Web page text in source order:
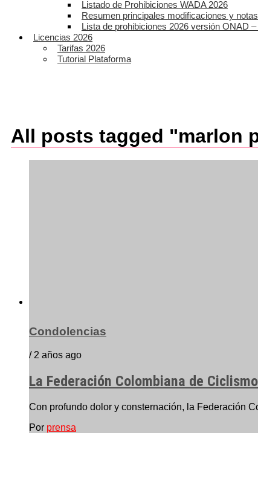
Listado de Prohibiciones WADA 2026
Resumen principales modificaciones y
Lista de prohibiciones 2026 versión ONAD
Licencias 2026
Tarifas 2026
Tutorial Plataforma
All posts tagged "marlon
Condolencias
/ 2 años ago
La Federación Colombiana de
Con profundo dolor y consternación, la Federación
Por prensa